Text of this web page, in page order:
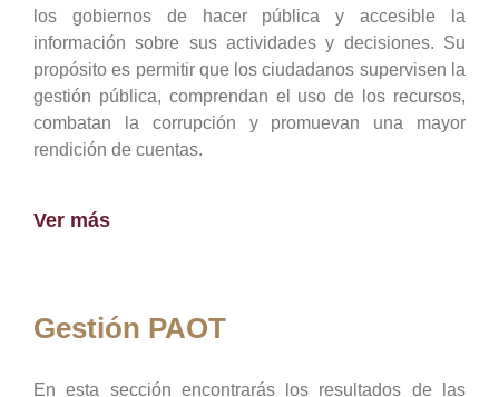
los gobiernos de hacer pública y accesible la
información sobre sus actividades y decisiones. Su
propósito es permitir que los ciudadanos supervisen la
gestión pública, comprendan el uso de los recursos,
combatan la corrupción y promuevan una mayor
rendición de cuentas.
Ver más
Gestión PAOT
En esta sección encontrarás los resultados de las